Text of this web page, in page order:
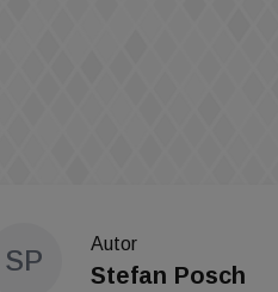
SP
Autor
Stefan Posch